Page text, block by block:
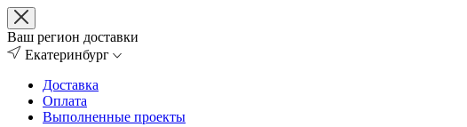
Ваш регион доставки
Екатеринбург
Доставка
Оплата
Выполненные проекты